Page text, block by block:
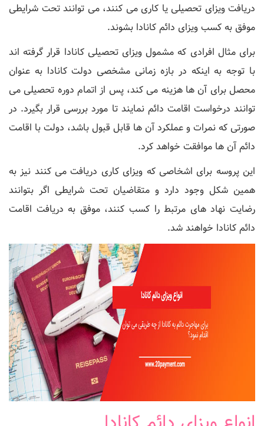
دریافت ویزای تحصیلی یا کاری می کنند، می توانند تحت شرایطی
موفق به کسب ویزای دائم کانادا بشوند.
برای مثال افرادی که مشمول ویزای تحصیلی کانادا قرار گرفته اند
با توجه به اینکه در بازه زمانی مشخصی دولت کانادا به عنوان
محصل برای آن ها هزینه می کند، پس از اتمام دوره تحصیلی می
توانند درخواست اقامت دائم نمایند تا مورد بررسی قرار بگیرد. در
صورتی که نمرات و عملکرد آن ها قابل قبول باشد، دولت با اقامت
دائم آن ها موافقت خواهد کرد.
این پروسه برای اشخاصی که ویزای کاری دریافت می کنند نیز به
همین شکل وجود دارد و متقاضیان تحت شرایطی اگر بتوانند
رضایت نهاد های مرتبط را کسب کنند، موفق به دریافت اقامت
دائم کانادا خواهند شد.